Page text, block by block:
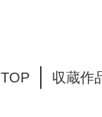
TOP 収蔵作